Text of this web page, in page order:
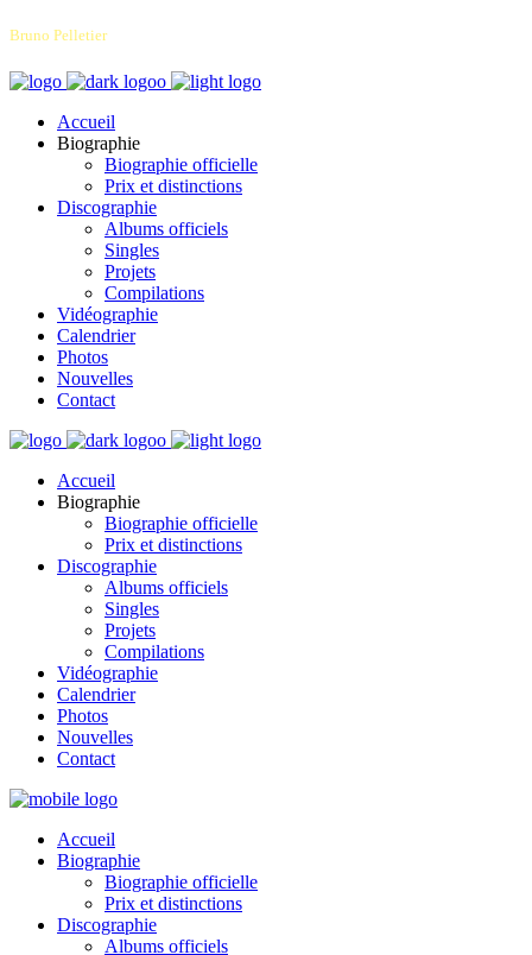
Bruno Pelletier
Accueil
Biographie
Biographie officielle
Prix et distinctions
Discographie
Albums officiels
Singles
Projets
Compilations
Vidéographie
Calendrier
Photos
Nouvelles
Contact
Accueil
Biographie
Biographie officielle
Prix et distinctions
Discographie
Albums officiels
Singles
Projets
Compilations
Vidéographie
Calendrier
Photos
Nouvelles
Contact
Accueil
Biographie
Biographie officielle
Prix et distinctions
Discographie
Albums officiels